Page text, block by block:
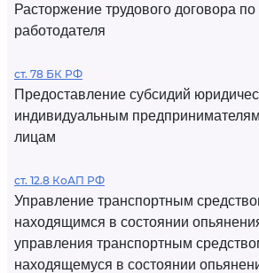
Расторжение трудового договора
работодателя
ст. 78 БК РФ
Предоставление субсидий
индивидуальным
лицам
ст. 12.8 КоАП РФ
Управление транспортным
находящимся в состоянии
управления транспортным
находящемуся в состоянии